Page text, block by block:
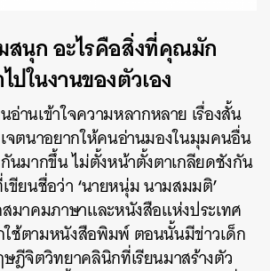
สนุก อะไรคือสิ่งที่คุณมัก
ปในงานของตัวเอง
อ่านเข้าใจความหลากหลาย เรื่องสั้น
จตนาอยากให้คนอ่านมองในมุมคนอื่น
นมากขึ้น ไม่ตั้งหน้าตั้งตาเกลียดชังกัน
ขียนชื่อว่า‘นายหนุ่ม นามสมมติ’
มาคมภาษาและหนังสือแห่งประเทศ
ช้ตามหนังสือพิมพ์ ตอนนั้นมีข่าวเด็ก
ฎีจิตวิทยาคลินิกที่เรียนมาสร้างตัว